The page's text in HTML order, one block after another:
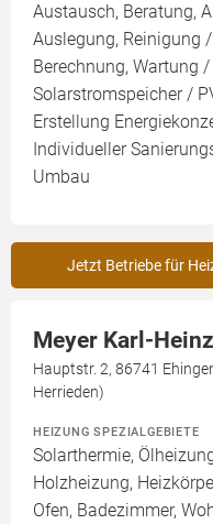
Austausch, Beratung,
Auslegung, Reinigung
Berechnung, Wartung
Solarstromspeicher /
Erstellung
Individueller
Umbau
Jetzt Betriebe für
Meyer Karl-Heinz
Hauptstr. 2, 86741
Herrieden)
HEIZUNG SPEZIALGEBIETE
Solarthermie,
Holzheizung,
Ofen, Badezimmer,